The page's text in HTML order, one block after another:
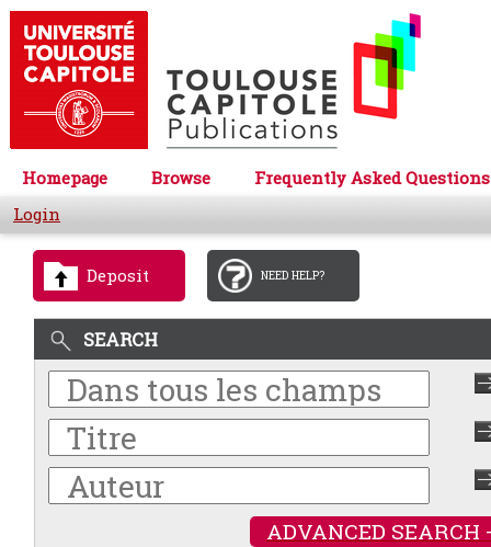
Homepage Browse
Frequently Asked Questions
Login
Deposit NEED HELP?
SEARCH
ADVANCED SEARCH